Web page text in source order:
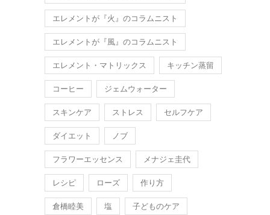
エレメントが『火』のコラムニスト
エレメントが『風』のコラムニスト
エレメント・マトリックス キッチン蒸留
コーヒー ジェムウォーター
スキンケア ストレス セルフケア
ダイエット ノブ
フラワーエッセンス メナジェ圭代
レシピ ローズ 作り方
倉橋睦美 塩 子どものケア